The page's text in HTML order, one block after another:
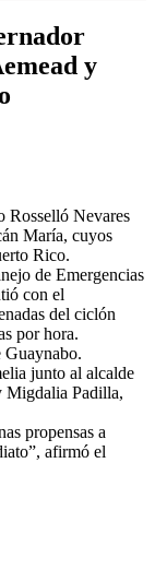
y
Rosselló Nevares
María, cuyos
Rico.
de Emergencias
con el
del ciclón
por hora.
Guaynabo.
junto al alcalde
Migdalia Padilla,
propensas a
afirmó el